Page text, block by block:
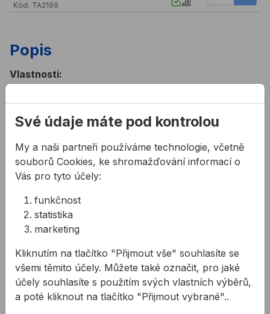
Kód: TA2199
Popis
Vlastnosti:
2 libely z akrylátového skla
odolnost vůči nárazu a vytečení
Související produkty
Vodováha STABILA 70
Své údaje máte pod kontrolou
My a naši partneři používáme technologie, včetně
souborů Cookies, ke shromažďování informací o
Vás pro tyto účely:
funkčnost
statistika
marketing
Kliknutím na tlačítko "Přijmout vše" souhlasíte se
všemi těmito účely. Můžete také označit, pro jaké
účely souhlasíte s použitím svých vlastních výběrů,
a poté kliknout na tlačítko "Přijmout vybrané"..